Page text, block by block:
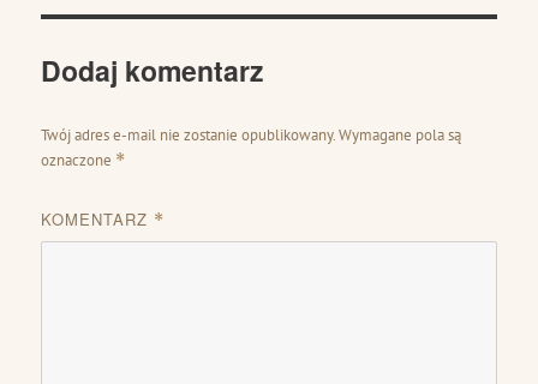
Dodaj komentarz
Twój adres e-mail nie zostanie opublikowany. Wymagane pola są
oznaczone *
KOMENTARZ *